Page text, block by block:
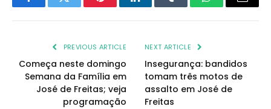
FacebookTwitter PinterestLinkedInTumblr WhatsAppEmail
PREVIOUS ARTICLE
Começa neste domingo
Semana da Família em
José de Freitas; veja
programação
NEXT ARTICLE
Insegurança: bandidos
tomam três motos de
assalto em José de
Freitas